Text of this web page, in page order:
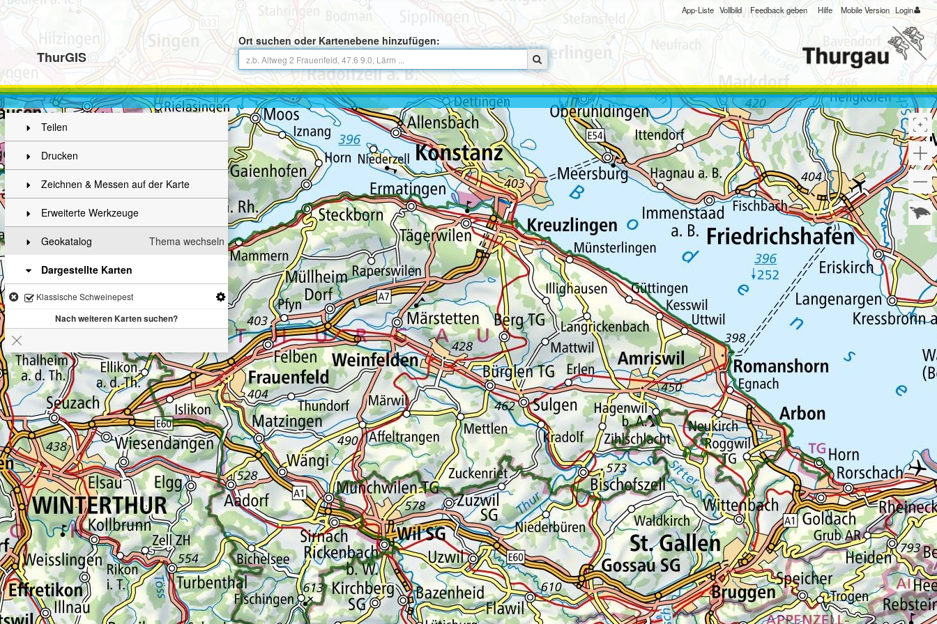
ThurGIS
Ort suchen oder Kartenebene hinzufügen:
App-Liste Vollbild Feedback geben Hilfe Mobile Version Login
Teilen
Drucken
Zeichnen & Messen auf der Karte
Erweiterte Werkzeuge
Thema wechseln
Geokatalog
Dargestellte Karten
Klassische Schweinepest
Nach weiteren Karten suchen?